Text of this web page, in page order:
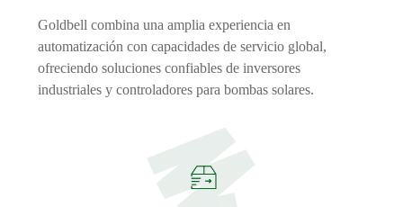
Goldbell combina una amplia experiencia en
automatización con capacidades de servicio global,
ofreciendo soluciones confiables de inversores
industriales y controladores para bombas solares.